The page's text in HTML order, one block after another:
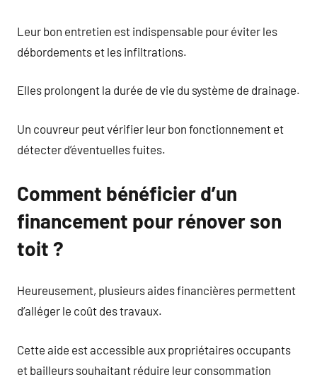
Leur bon entretien est indispensable pour éviter les
débordements et les infiltrations.
Elles prolongent la durée de vie du système de drainage.
Un couvreur peut vérifier leur bon fonctionnement et
détecter d’éventuelles fuites.
Comment bénéficier d’un
financement pour rénover son
toit ?
Heureusement, plusieurs aides financières permettent
d’alléger le coût des travaux.
Cette aide est accessible aux propriétaires occupants
et bailleurs souhaitant réduire leur consommation